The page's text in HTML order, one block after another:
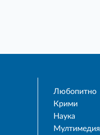
Любопитно
Крими
Наука
Мултимедия